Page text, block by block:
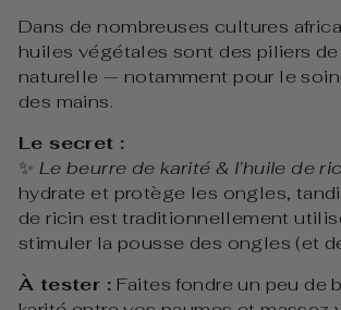
Dans de nombreuses cultures
huiles végétales sont des piliers
naturelle — notamment pour le
des mains.
Le secret :
✨ Le beurre de karité & l’huile de
hydrate et protège les ongles,
de ricin est traditionnellement
stimuler la pousse des ongles (et
À tester : Faites fondre un peu de